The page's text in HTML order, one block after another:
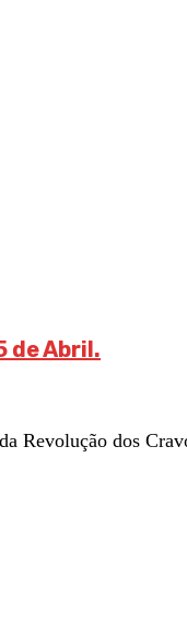
de Abril.
Revolução dos